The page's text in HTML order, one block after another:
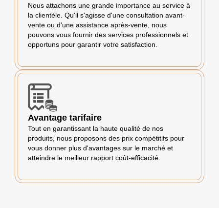
Nous attachons une grande importance au service à
la clientèle. Qu'il s'agisse d'une consultation avant-
vente ou d'une assistance après-vente, nous
pouvons vous fournir des services professionnels et
opportuns pour garantir votre satisfaction.
Avantage tarifaire
Tout en garantissant la haute qualité de nos
produits, nous proposons des prix compétitifs pour
vous donner plus d'avantages sur le marché et
atteindre le meilleur rapport coût-efficacité.